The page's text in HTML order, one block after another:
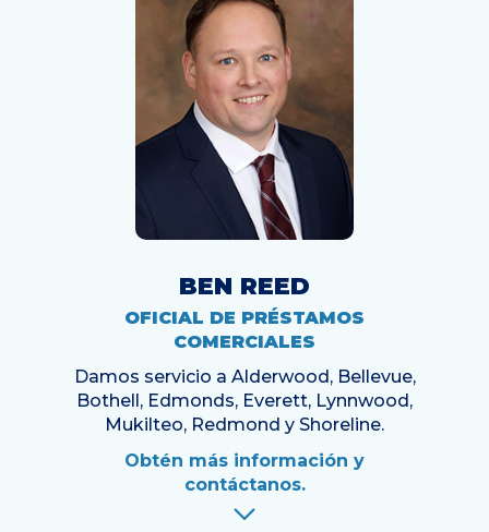
BEN REED
OFICIAL DE PRÉSTAMOS
COMERCIALES
Damos servicio a Alderwood, Bellevue,
Bothell, Edmonds, Everett, Lynnwood,
Mukilteo, Redmond y Shoreline.
Obtén más información y
contáctanos.